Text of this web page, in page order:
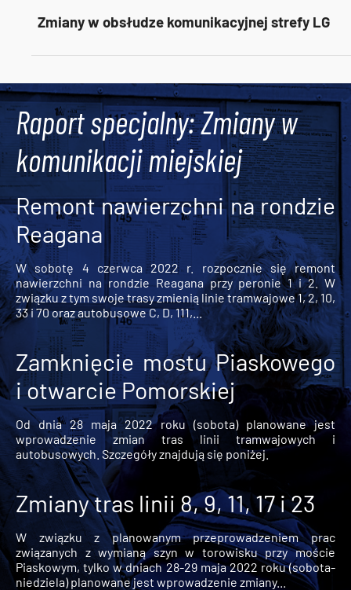
Zmiany w obsłudze komunikacyjnej strefy LG
Raport specjalny: Zmiany w
komunikacji miejskiej
Remont nawierzchni na rondzie
Reagana
W sobotę 4 czerwca 2022 r. rozpocznie się remont
nawierzchni na rondzie Reagana przy peronie 1 i 2. W
związku z tym swoje trasy zmienią linie tramwajowe 1, 2, 10,
33 i 70 oraz autobusowe C, D, 111,...
Zamknięcie mostu Piaskowego
i otwarcie Pomorskiej
Od dnia 28 maja 2022 roku (sobota) planowane jest
wprowadzenie zmian tras linii tramwajowych i
autobusowych. Szczegóły znajdują się poniżej.
Zmiany tras linii 8, 9, 11, 17 i 23
W związku z planowanym przeprowadzeniem prac
związanych z wymianą szyn w torowisku przy moście
Piaskowym, tylko w dniach 28-29 maja 2022 roku (sobota-
niedziela) planowane jest wprowadzenie zmiany...